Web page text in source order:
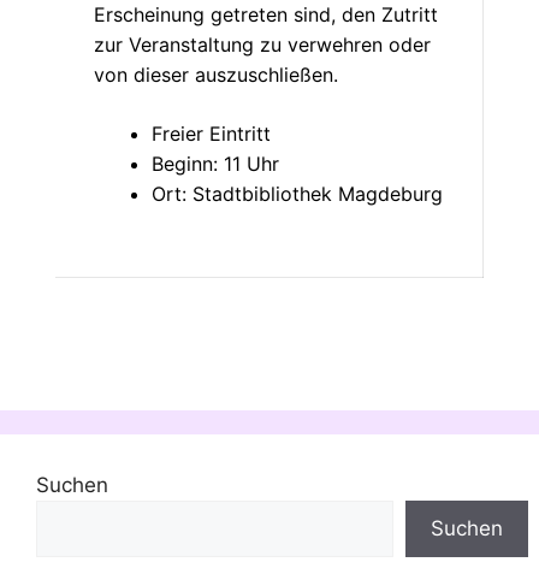
Erscheinung getreten sind, den Zutritt
zur Veranstaltung zu verwehren oder
von dieser auszuschließen.
Freier Eintritt
Beginn: 11 Uhr
Ort: Stadtbibliothek Magdeburg
Suchen
Suchen